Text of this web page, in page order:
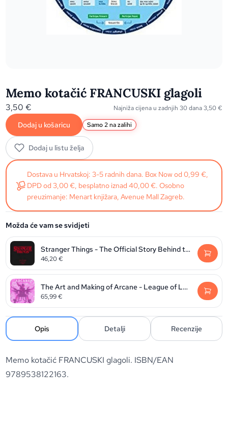
Memo kotačić FRANCUSKI glagoli
3,50€ Najniža cijena u zadnjih 30 dana3,50€
Dodaj u košaricu Samo 2 na zalihi
Dodaj u listu želja
Dostava u Hrvatskoj: 3-5 radnih dana. Box Now od 0,99 €,
DPD od 3,00 €, besplatno iznad 40,00 €. Osobno
preuzimanje: Menart knjižara, Avenue Mall Zagreb.
Možda će vam se svidjeti
Stranger Things - The Official Story Behind the Legendary Series
46,20€
The Art and Making of Arcane - League of Legends
65,99€
Opis Detalji Recenzije
Memo kotačić FRANCUSKI glagoli. ISBN/EAN
9789538122163.